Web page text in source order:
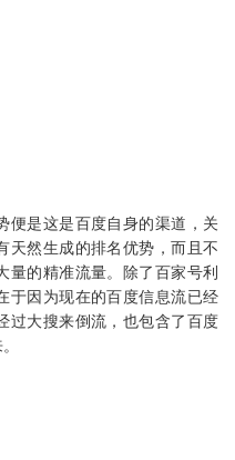
是这是百度自身的渠道，关
天然生成的排名优势，而且不
量的精准流量。除了百家号利
于因为现在的百度信息流已经
过大搜来倒流，也包含了百度